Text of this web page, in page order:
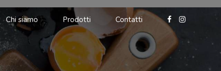
Chi siamo Prodotti Contatti